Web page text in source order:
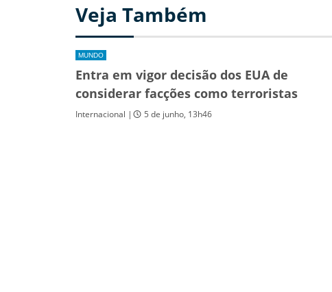
Veja Também
MUNDO
Entra em vigor decisão dos EUA de
considerar facções como terroristas
Internacional | 5 de junho, 13h46